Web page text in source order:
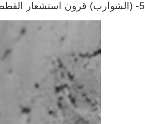
5- (الشوارب) قرون استشعار القطط